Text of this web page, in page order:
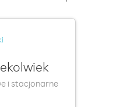
i stacjonarne